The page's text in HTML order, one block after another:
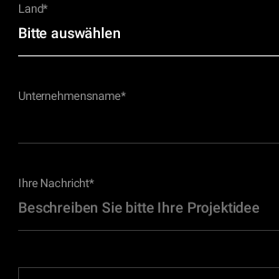
Land*
Unternehmensname*
Ihre Nachricht*